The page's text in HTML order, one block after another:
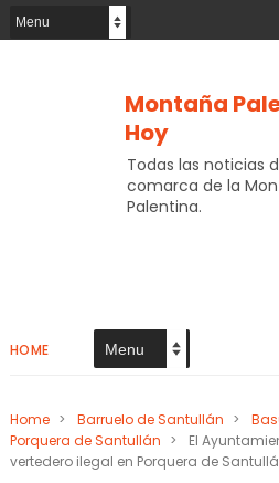
Montaña
Hoy
Todas las noticias
comarca de la
Palentina.
HOME
Home > Barruelo de Santullán >
Porquera de Santullán >
El
vertedero ilegal en Porquera de